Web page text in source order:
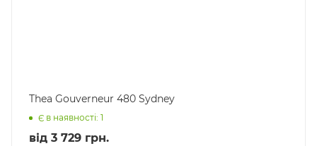
Thea Gouverneur 480 Sydney
Є в наявності: 1
від 3 729 грн.